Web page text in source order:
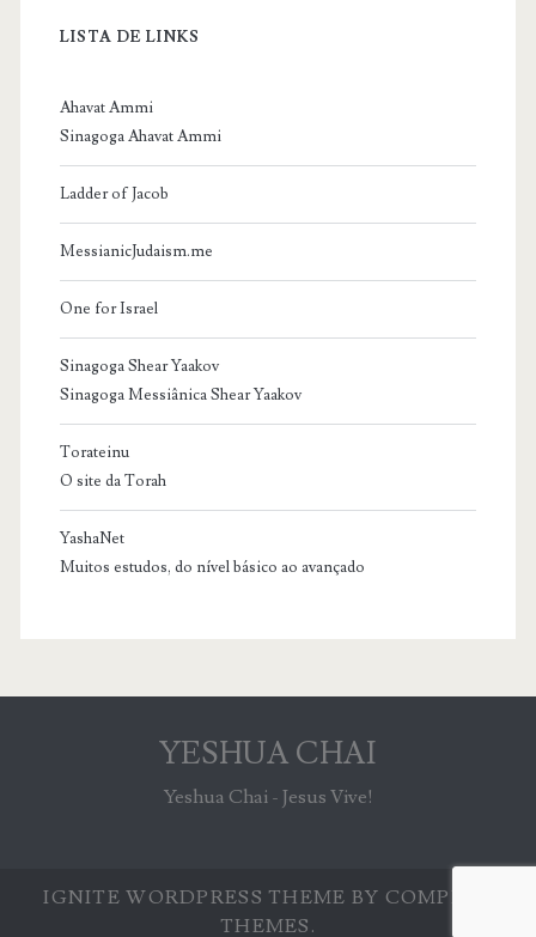
LISTA DE LINKS
Ahavat Ammi
Sinagoga Ahavat Ammi
Ladder of Jacob
MessianicJudaism.me
One for Israel
Sinagoga Shear Yaakov
Sinagoga Messiânica Shear Yaakov
Torateinu
O site da Torah
YashaNet
Muitos estudos, do nível básico ao avançado
YESHUA CHAI
Yeshua Chai - Jesus Vive!
IGNITE WORDPRESS THEME BY COMPETE
THEMES.